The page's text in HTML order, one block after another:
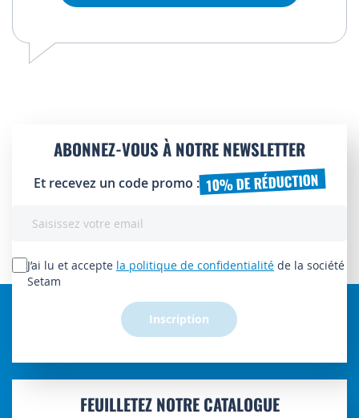
ABONNEZ-VOUS À NOTRE NEWSLETTER
Et recevez un code promo : 10% DE RÉDUCTION
lettre
d’information
J’ai lu et accepte la politique de confidentialité de la société
Setam
Inscription
FEUILLETEZ NOTRE CATALOGUE